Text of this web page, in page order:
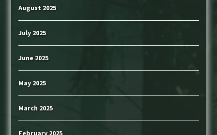
August 2025
July 2025
June 2025
May 2025
March 2025
February 2025